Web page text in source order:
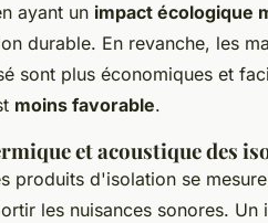
ayant un impact écologique
durable. En revanche, les
sont plus économiques et
moins favorable.
et acoustique des
produits d'isolation se
les nuisances sonores.